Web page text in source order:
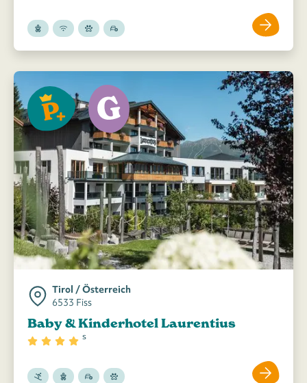
Tirol / Österreich
6533 Fiss
Baby & Kinderhotel Laurentius
s